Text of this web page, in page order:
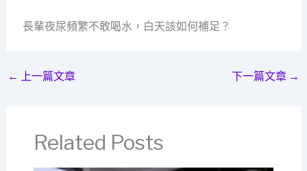
長輩夜尿頻繁不敢喝水，白天該如何補足？
← 上一篇文章 下一篇文章 →
Related Posts